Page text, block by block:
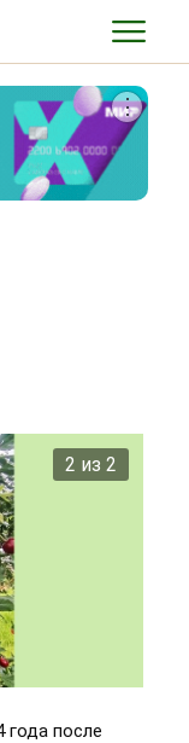
2 из 2
года после